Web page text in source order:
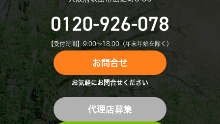
【受付時間】9:00〜18:00（年末年始を除く）
お問合せ
お気軽にお問合せください
代理店募集